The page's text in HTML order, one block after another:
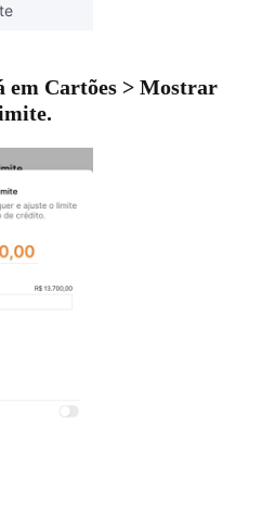
em Cartões > Mostrar